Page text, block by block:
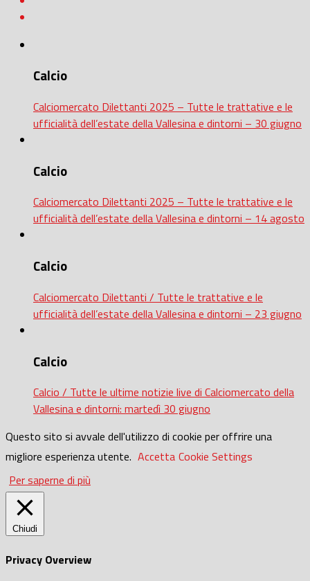
Calcio
Calciomercato Dilettanti 2025 – Tutte le trattative e le
ufficialità dell’estate della Vallesina e dintorni – 30 giugno
Calcio
Calciomercato Dilettanti 2025 – Tutte le trattative e le
ufficialità dell’estate della Vallesina e dintorni – 14 agosto
Calcio
Calciomercato Dilettanti / Tutte le trattative e le
ufficialità dell’estate della Vallesina e dintorni – 23 giugno
Calcio
Calcio / Tutte le ultime notizie live di Calciomercato della
Vallesina e dintorni: martedì 30 giugno
Questo sito si avvale dell'utilizzo di cookie per offrire una
migliore esperienza utente. Accetta Cookie Settings
Per saperne di più
Chiudi
Privacy Overview